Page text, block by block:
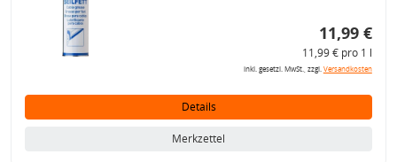
11,99 €
11,99 € pro 1 l
inkl. gesetzl. MwSt., zzgl.Versandkosten
Details
Merkzettel